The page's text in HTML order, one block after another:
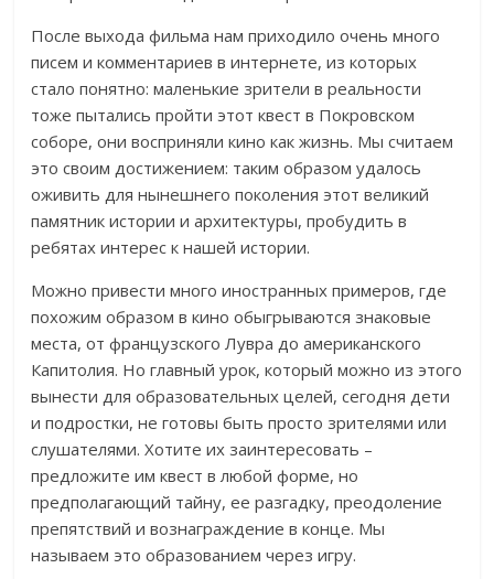
После выхода фильма нам приходило очень много
писем и комментариев в интернете, из которых
стало понятно: маленькие зрители в реальности
тоже пытались пройти этот квест в Покровском
соборе, они восприняли кино как жизнь. Мы считаем
это своим достижением: таким образом удалось
оживить для нынешнего поколения этот великий
памятник истории и архитектуры, пробудить в
ребятах интерес к нашей истории.
Можно привести много иностранных примеров, где
похожим образом в кино обыгрываются знаковые
места, от французского Лувра до американского
Капитолия. Но главный урок, который можно из этого
вынести для образовательных целей, сегодня дети
и подростки, не готовы быть просто зрителями или
слушателями. Хотите их заинтересовать –
предложите им квест в любой форме, но
предполагающий тайну, ее разгадку, преодоление
препятствий и вознаграждение в конце. Мы
называем это образованием через игру.